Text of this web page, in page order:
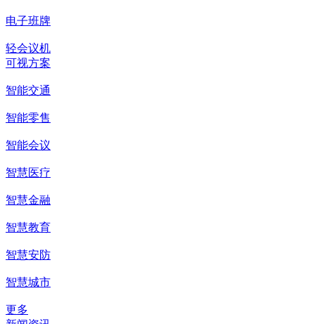
电子班牌
轻会议机
可视方案
智能交通
智能零售
智能会议
智慧医疗
智慧金融
智慧教育
智慧安防
智慧城市
更多